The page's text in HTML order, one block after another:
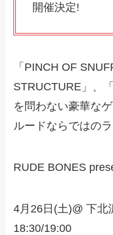
開催決定!
「PINCH OF
STRUCTURE」、
を問わない豪華な
ルードならではの
RUDE BONES
4月26日(土)@ 下北
18:30/19:00